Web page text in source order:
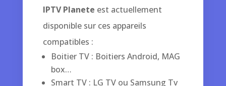
IPTV Planete est actuellement
disponible sur ces appareils
compatibles :
Boitier TV : Boitiers Android, MAG
box…
Smart TV : LG TV ou Samsung Tv